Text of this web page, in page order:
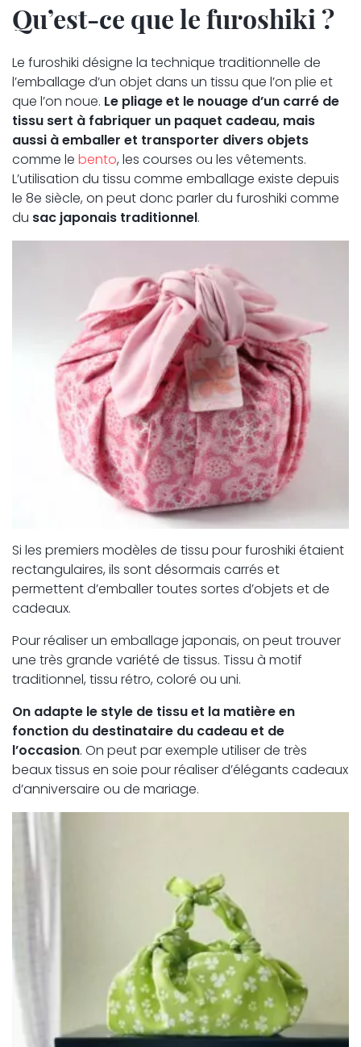
Qu’est-ce que le furoshiki ?
Le furoshiki désigne la technique traditionnelle de
l’emballage d’un objet dans un tissu que l’on plie et
que l’on noue. Le pliage et le nouage d’un carré de
tissu sert à fabriquer un paquet cadeau, mais
aussi à emballer et transporter divers objets
comme le bento, les courses ou les vêtements.
L’utilisation du tissu comme emballage existe depuis
le 8e siècle, on peut donc parler du furoshiki comme
du sac japonais traditionnel.
Si les premiers modèles de tissu pour furoshiki étaient
rectangulaires, ils sont désormais carrés et
permettent d’emballer toutes sortes d’objets et de
cadeaux.
Pour réaliser un emballage japonais, on peut trouver
une très grande variété de tissus. Tissu à motif
traditionnel, tissu rétro, coloré ou uni.
On adapte le style de tissu et la matière en
fonction du destinataire du cadeau et de
l’occasion. On peut par exemple utiliser de très
beaux tissus en soie pour réaliser d’élégants cadeaux
d’anniversaire ou de mariage.